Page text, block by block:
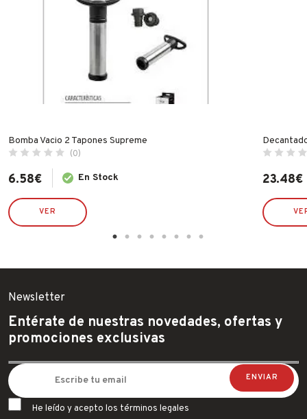
Bomba Vacio 2 Tapones Supreme
(0)
6.58€ En Stock
VER
23.48€
Newsletter
Entérate de nuestras novedades, ofertas y
promociones exclusivas
He leído y acepto los términos legales